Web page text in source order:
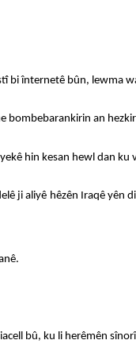
bi înternetê bûn, lewma
bombebarankirin an
hin kesan hewl dan
ji aliyê hêzên Iraqê yên
bû, ku li herêmên